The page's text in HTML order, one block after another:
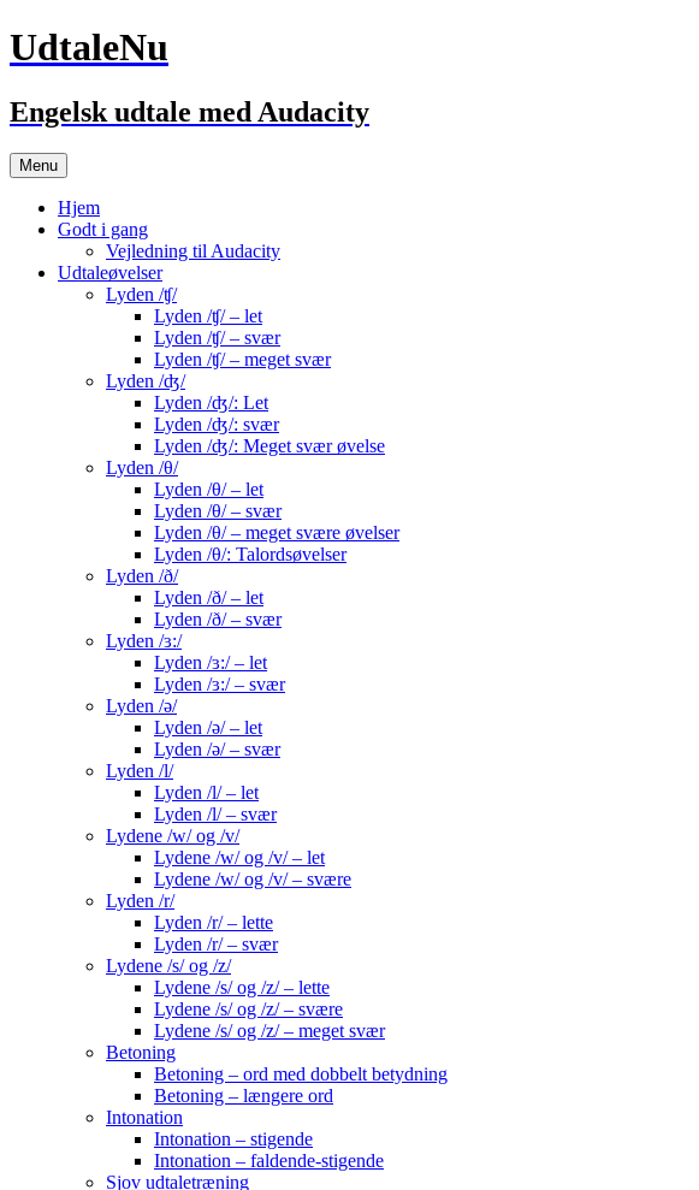
UdtaleNu
Engelsk udtale med Audacity
Menu Hop
til
indhold
Hjem
Godt i gang
Vejledning til Audacity
Udtaleøvelser
Lyden /ʧ/
Lyden /ʧ/ – let
Lyden /ʧ/ – svær
Lyden /ʧ/ – meget svær
Lyden /ʤ/
Lyden /ʤ/: Let
Lyden /ʤ/: svær
Lyden /ʤ/: Meget svær øvelse
Lyden /θ/
Lyden /θ/ – let
Lyden /θ/ – svær
Lyden /θ/ – meget svære øvelser
Lyden /θ/: Talordsøvelser
Lyden /ð/
Lyden /ð/ – let
Lyden /ð/ – svær
Lyden /ɜ:/
Lyden /ɜ:/ – let
Lyden /ɜ:/ – svær
Lyden /ə/
Lyden /ə/ – let
Lyden /ə/ – svær
Lyden /l/
Lyden /l/ – let
Lyden /l/ – svær
Lydene /w/ og /v/
Lydene /w/ og /v/ – let
Lydene /w/ og /v/ – svære
Lyden /r/
Lyden /r/ – lette
Lyden /r/ – svær
Lydene /s/ og /z/
Lydene /s/ og /z/ – lette
Lydene /s/ og /z/ – svære
Lydene /s/ og /z/ – meget svær
Betoning
Betoning – ord med dobbelt betydning
Betoning – længere ord
Intonation
Intonation – stigende
Intonation – faldende-stigende
Sjov udtaletræning